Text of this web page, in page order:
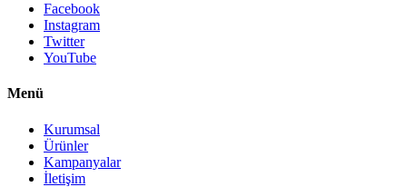
Facebook
Instagram
Twitter
YouTube
Menü
Kurumsal
Ürünler
Kampanyalar
İletişim